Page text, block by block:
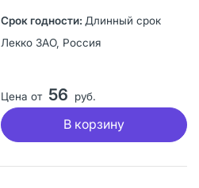
Длинный срок
Лекко ЗАО, Россия
Цена от 56 руб.
В корзину